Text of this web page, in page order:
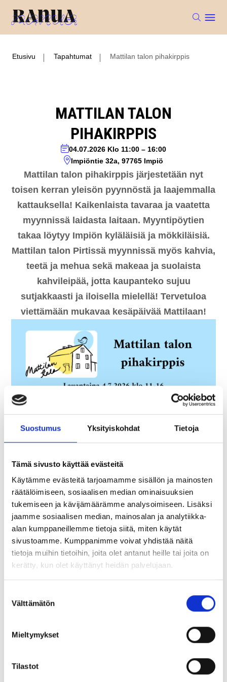
Suostumus Yksityiskohdat Tietoja
Tämä sivusto käyttää evästeitä
Käytämme evästeitä tarjoamamme sisällön ja mainosten
räätälöimiseen, sosiaalisen median ominaisuuksien
tukemiseen ja kävijämäärämme analysoimiseen. Lisäksi
jaamme sosiaalisen median, mainosalan ja analytiikka-
alan kumppaneillemme tietoja siitä, miten käytät
sivustoamme. Kumppanimme voivat yhdistää näitä
tietoja muihin tietoihin, joita olet antanut heille tai joita on
kerätty, kun olet käyttänyt heidän palvelujaan.
valinta
Välttämätön
Mieltymykset
Tilastot
Etusivu Tapahtumat Mattilan talon pihakirppis
MATTILAN TALON
PIHAKIRPPIS
04.07.2026 Klo 11:00 – 16:00
Impiöntie 32a, 97765 Impiö
Mattilan talon pihakirppis järjestetään nyt
toisen kerran yleisön pyynnöstä ja laajemmalla
kattauksella! Kaikenlaista tavaraa ja vaatetta
myynnissä laidasta laitaan. Myyntipöytien
takaa löytyy Impiön kyläläisiä ja mökkiläisiä.
Mattilan talon Pirtissä myynnissä myös kahvia,
teetä ja mehua sekä makeaa ja suolaista
kahvileipää, jotta kaupanteko sujuu
sutjakkaasti ja iloisella mielellä! Tervetuloa
viettämään mukavaa kesäpäivää Mattilaan!
Jaa:
UUSIMMAT TAPAHTUMAT